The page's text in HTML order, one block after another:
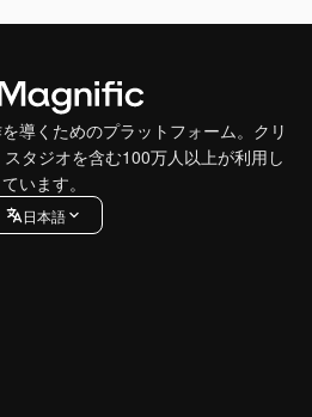
導くためのプラットフォーム。クリ
タジオを含む100万人以上が利用し
ています。
日本語